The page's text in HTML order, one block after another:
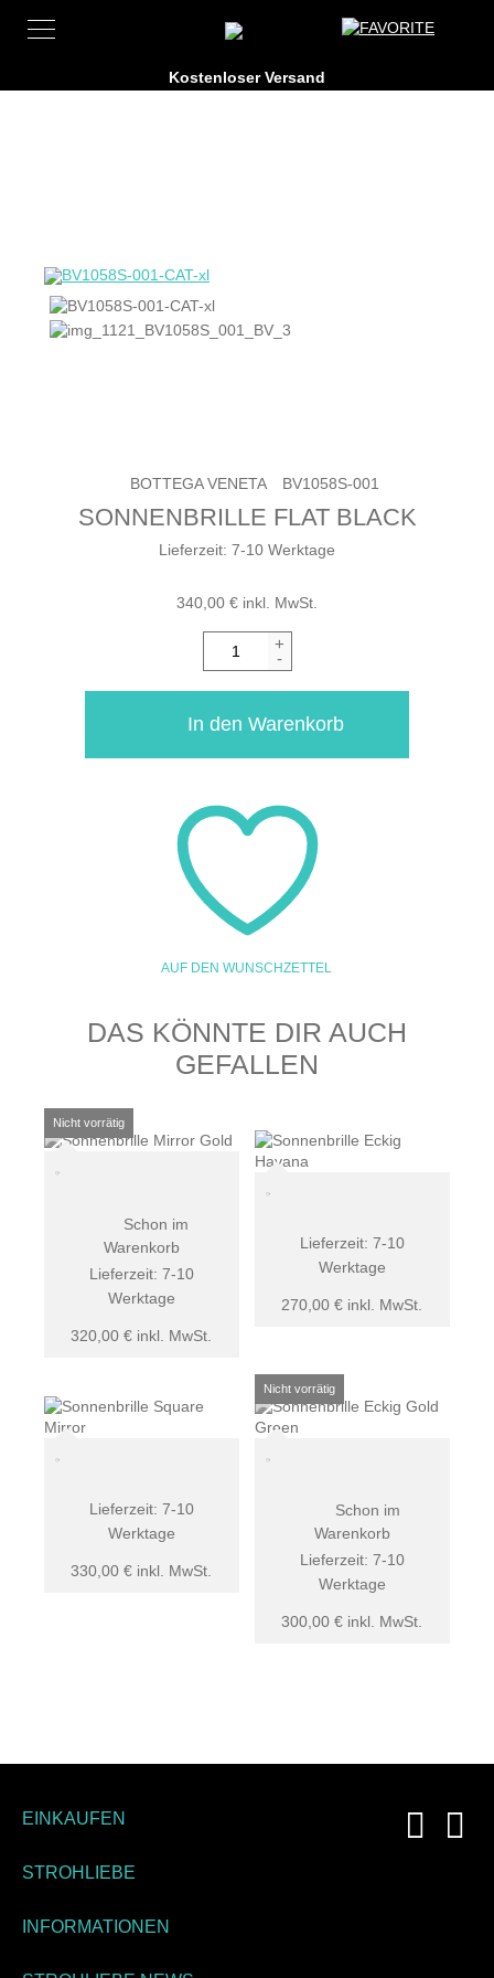
BV1058S-001
BOTTEGA VENETA
SONNENBRILLE FLAT BLACK
Lieferzeit: 7-10 Werktage
340,00 € inkl. MwSt.
-
+
In den Warenkorb
AUF DEN WUNSCHZETTEL
DAS KÖNNTE DIR AUCH
GEFALLEN
320,00 € inkl. MwSt.
Lieferzeit: 7-10
Werktage
Schon im
Warenkorb
270,00€ inkl. MwSt.
Lieferzeit:7-10
Werktage
330,00 € inkl. MwSt.
Lieferzeit: 7-10
Werktage
300,00€ inkl. MwSt.
Lieferzeit:7-10
Werktage
Schon im
Warenkorb
EINKAUFEN
STROHLIEBE
INFORMATIONEN